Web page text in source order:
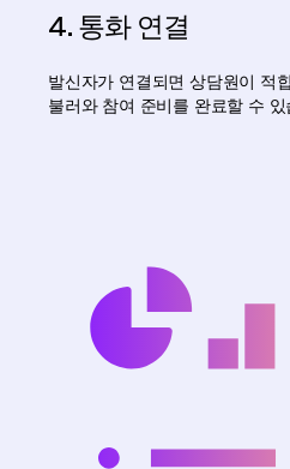
4. 통화 연결
발신자가 연결되면 상담원이 적
불러와 참여 준비를 완료할 수 있